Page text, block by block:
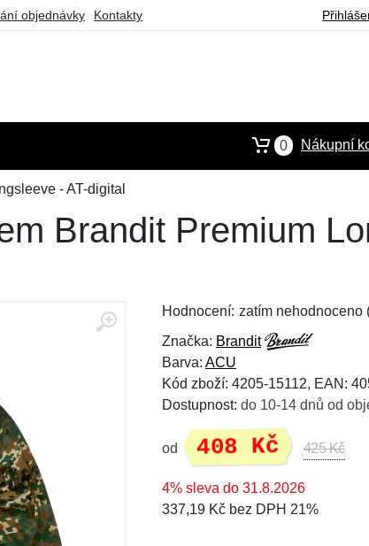
objednávky Kontakty
0 Nákupní
- AT-digital
Brandit Premium
Hodnocení: zatím nehodnoceno
Značka: Brandit
Barva: ACU
Kód zboží: 4205-15112, EAN:
Dostupnost: do 10-14 dnů od
od 408 Kč 425 Kč
4% sleva do 31.8.2026
337,19 Kč bez DPH 21%